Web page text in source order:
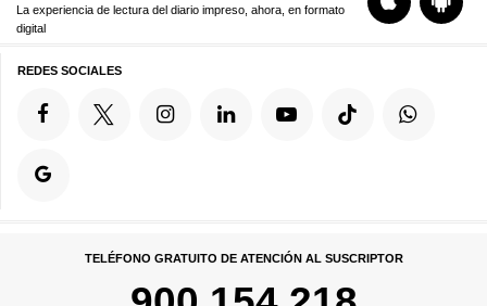
La experiencia de lectura del diario impreso, ahora, en formato
digital
REDES SOCIALES
TELÉFONO GRATUITO DE ATENCIÓN AL SUSCRIPTOR